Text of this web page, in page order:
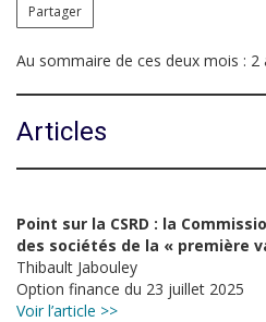
Partager
Au sommaire de ces deux mois :
Articles
Point sur la CSRD : la
des sociétés de la « première
Thibault Jabouley
Option finance du 23 juillet 2025
Voir l’article >>